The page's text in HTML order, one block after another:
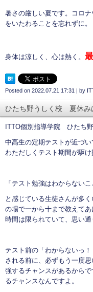
暑さの厳しい夏です。コロ
をいたわることを忘れずに。
身体は涼しく、心は熱く。
Posted on 2022.07.21 17:31 | by
ひたち野うしく校 夏休み
ITTO個別指導学院 ひたち
中高生の定期テストが近づ
わただしくテスト期間が駆け
「テスト勉強はわからないこ
と感じている生徒さんが多
の場で一から十まで教えて
時間は限られていて、思い通
テスト前の「わからないっ
される前に、必ずもう一度
強するチャンスがあるから
るチャンスなんですよ。